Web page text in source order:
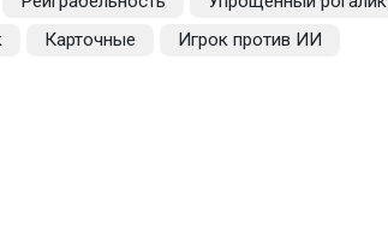
Карточные Игрок против ИИ